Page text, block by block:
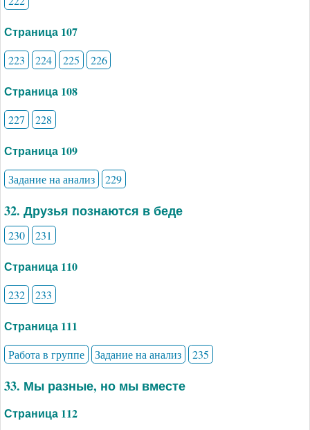
Страница 107
223 224 225 226
Страница 108
227 228
Страница 109
Задание на анализ 229
32. Друзья познаются в беде
230 231
Страница 110
232 233
Страница 111
Работа в группе Задание на анализ 235
33. Мы разные, но мы вместе
Страница 112